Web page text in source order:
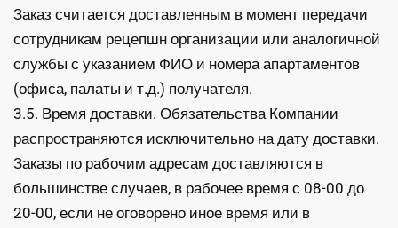
Заказ считается доставленным в момент передачи
сотрудникам рецепшн организации или аналогичной
службы с указанием ФИО и номера апартаментов
(офиса, палаты и т.д.) получателя.
3.5. Время доставки. Обязательства Компании
распространяются исключительно на дату доставки.
Заказы по рабочим адресам доставляются в
большинстве случаев, в рабочее время с 08-00 до
20-00, если не оговорено иное время или в